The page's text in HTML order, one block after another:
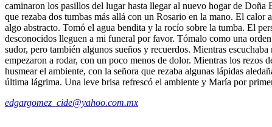
caminaron los pasillos del lugar hasta llegar al nuevo hogar de
que rezaba dos tumbas más allá con un Rosario en la mano. El
algo abstracto. Tomó el agua bendita y la rocío sobre la tumba. El
desconocidos lleguen a mi funeral por favor. Tómalo como una
sudor, pero también algunos sueños y recuerdos. Mientras
empezaron a rodar, con un poco menos de dolor. Mientras los
husmear el ambiente, con la señora que rezaba algunas lápidas
última lágrima. Una leve brisa refrescó el ambiente y María por
edgargomez_cide@yahoo.com.mx